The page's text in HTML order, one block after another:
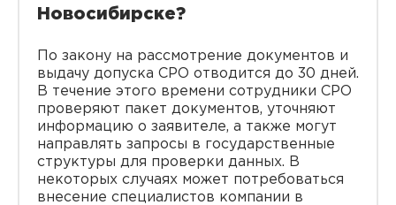
Новосибирске?
По закону на рассмотрение документов и
выдачу допуска СРО отводится до 30 дней.
В течение этого времени сотрудники СРО
проверяют пакет документов, уточняют
информацию о заявителе, а также могут
направлять запросы в государственные
структуры для проверки данных. В
некоторых случаях может потребоваться
внесение специалистов компании в